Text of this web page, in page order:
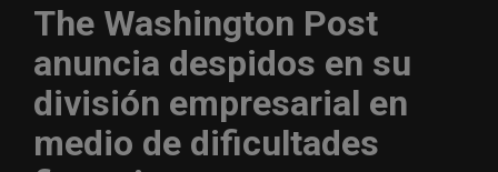
The Washington Post
anuncia despidos en su
división empresarial en
medio de dificultades